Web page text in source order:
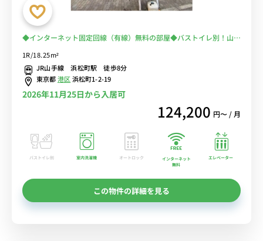
◆インターネット固定回線（有線）無料の部屋◆バストイレ別！山手
線「浜松町駅」から徒歩8分。大江戸線「汐留駅」徒歩7分、浅草線
「大門駅」徒歩5分と3路線沿線で便利。
1R/18.25m²
JR山手線 浜松町駅 徒歩8分
東京都港区浜松町1-2-19
2026年11月25日から入居可
124,200 円〜 / 月
バストイレ別 室内洗濯機 オートロック
インターネット
無料
エレベーター
この物件の詳細を見る